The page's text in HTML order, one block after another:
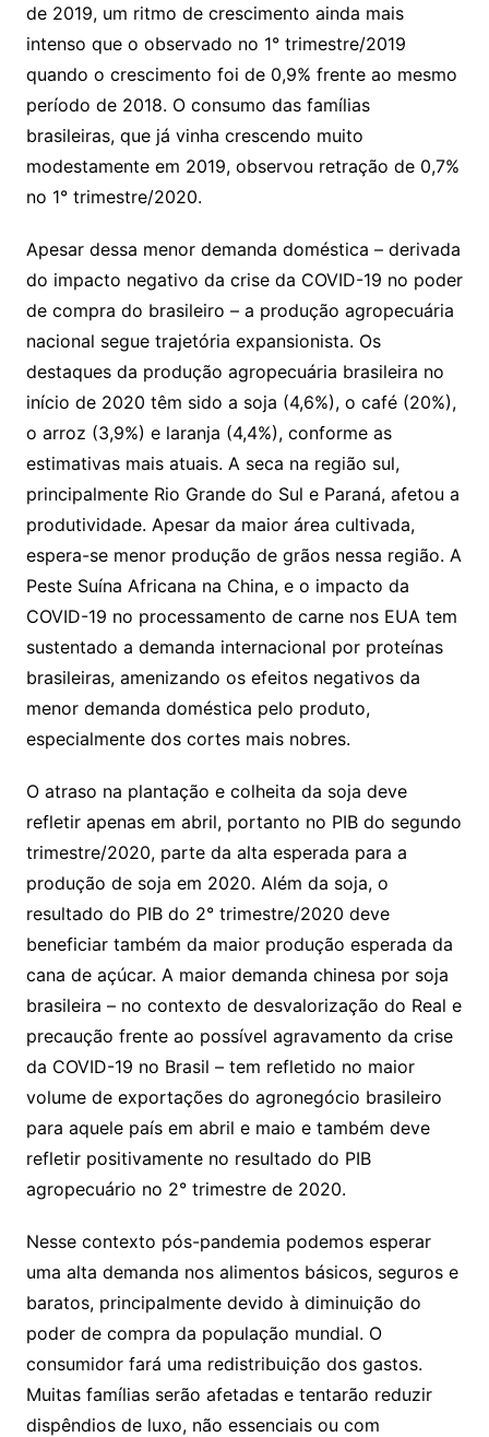
de 2019, um ritmo de crescimento ainda mais
intenso que o observado no 1° trimestre/2019
quando o crescimento foi de 0,9% frente ao mesmo
período de 2018. O consumo das famílias
brasileiras, que já vinha crescendo muito
modestamente em 2019, observou retração de 0,7%
no 1° trimestre/2020.
Apesar dessa menor demanda doméstica – derivada
do impacto negativo da crise da COVID-19 no poder
de compra do brasileiro – a produção agropecuária
nacional segue trajetória expansionista. Os
destaques da produção agropecuária brasileira no
início de 2020 têm sido a soja (4,6%), o café (20%),
o arroz (3,9%) e laranja (4,4%), conforme as
estimativas mais atuais. A seca na região sul,
principalmente Rio Grande do Sul e Paraná, afetou a
produtividade. Apesar da maior área cultivada,
espera-se menor produção de grãos nessa região. A
Peste Suína Africana na China, e o impacto da
COVID-19 no processamento de carne nos EUA tem
sustentado a demanda internacional por proteínas
brasileiras, amenizando os efeitos negativos da
menor demanda doméstica pelo produto,
especialmente dos cortes mais nobres.
O atraso na plantação e colheita da soja deve
refletir apenas em abril, portanto no PIB do segundo
trimestre/2020, parte da alta esperada para a
produção de soja em 2020. Além da soja, o
resultado do PIB do 2° trimestre/2020 deve
beneficiar também da maior produção esperada da
cana de açúcar. A maior demanda chinesa por soja
brasileira – no contexto de desvalorização do Real e
precaução frente ao possível agravamento da crise
da COVID-19 no Brasil – tem refletido no maior
volume de exportações do agronegócio brasileiro
para aquele país em abril e maio e também deve
refletir positivamente no resultado do PIB
agropecuário no 2° trimestre de 2020.
Nesse contexto pós-pandemia podemos esperar
uma alta demanda nos alimentos básicos, seguros e
baratos, principalmente devido à diminuição do
poder de compra da população mundial. O
consumidor fará uma redistribuição dos gastos.
Muitas famílias serão afetadas e tentarão reduzir
dispêndios de luxo, não essenciais ou com